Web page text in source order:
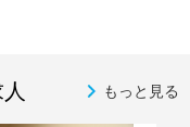
もっと見る